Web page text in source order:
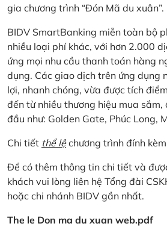
gia chương trình “Đón Mã du xuân”.
BIDV SmartBanking miễn toàn bộ
nhiều loại phí khác, với hơn 2.000
ứng mọi nhu cầu thanh toán hàng
dụng. Các giao dịch trên ứng dụng
lợi, nhanh chóng, vừa được tích
đến từ nhiều thương hiệu mua
đầu như: Golden Gate, Phúc Long,
Chi tiết thể lệchương trình đính
Để có thêm thông tin chi tiết và
khách vui lòng liên hệ Tổng đài
hoặc chi nhánh BIDV gần nhất.
The le Don ma du xuan web.pdf